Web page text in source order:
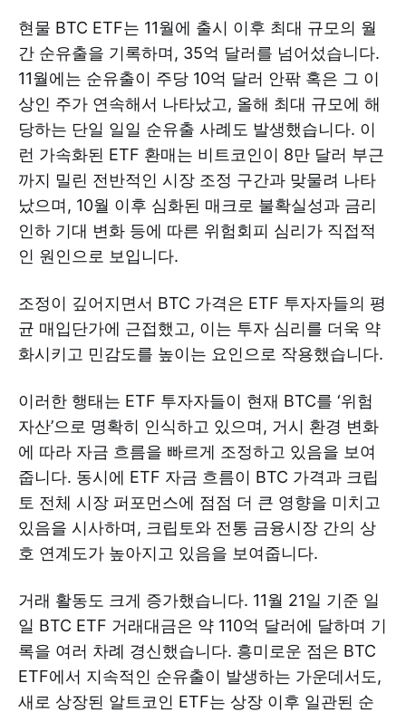
현물 BTC ETF는 11월에 출시 이후 최대 규모의 월
간 순유출을 기록하며, 35억 달러를 넘어섰습니다.
11월에는 순유출이 주당 10억 달러 안팎 혹은 그 이
상인 주가 연속해서 나타났고, 올해 최대 규모에 해
당하는 단일 일일 순유출 사례도 발생했습니다. 이
런 가속화된 ETF 환매는 비트코인이 8만 달러 부근
까지 밀린 전반적인 시장 조정 구간과 맞물려 나타
났으며, 10월 이후 심화된 매크로 불확실성과 금리
인하 기대 변화 등에 따른 위험회피 심리가 직접적
인 원인으로 보입니다.
조정이 깊어지면서 BTC 가격은 ETF 투자자들의 평
균 매입단가에 근접했고, 이는 투자 심리를 더욱 약
화시키고 민감도를 높이는 요인으로 작용했습니다.
이러한 행태는 ETF 투자자들이 현재 BTC를 ‘위험
자산’으로 명확히 인식하고 있으며, 거시 환경 변화
에 따라 자금 흐름을 빠르게 조정하고 있음을 보여
줍니다. 동시에 ETF 자금 흐름이 BTC 가격과 크립
토 전체 시장 퍼포먼스에 점점 더 큰 영향을 미치고
있음을 시사하며, 크립토와 전통 금융시장 간의 상
호 연계도가 높아지고 있음을 보여줍니다.
거래 활동도 크게 증가했습니다. 11월 21일 기준 일
일 BTC ETF 거래대금은 약 110억 달러에 달하며 기
록을 여러 차례 경신했습니다. 흥미로운 점은 BTC
ETF에서 지속적인 순유출이 발생하는 가운데서도,
새로 상장된 알트코인 ETF는 상장 이후 일관된 순